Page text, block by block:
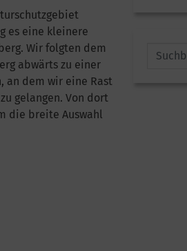
es eine kleinere
Wir folgten dem
abwärts zu einer
an dem wir eine Rast
gelangen. Von dort
die breite Auswahl